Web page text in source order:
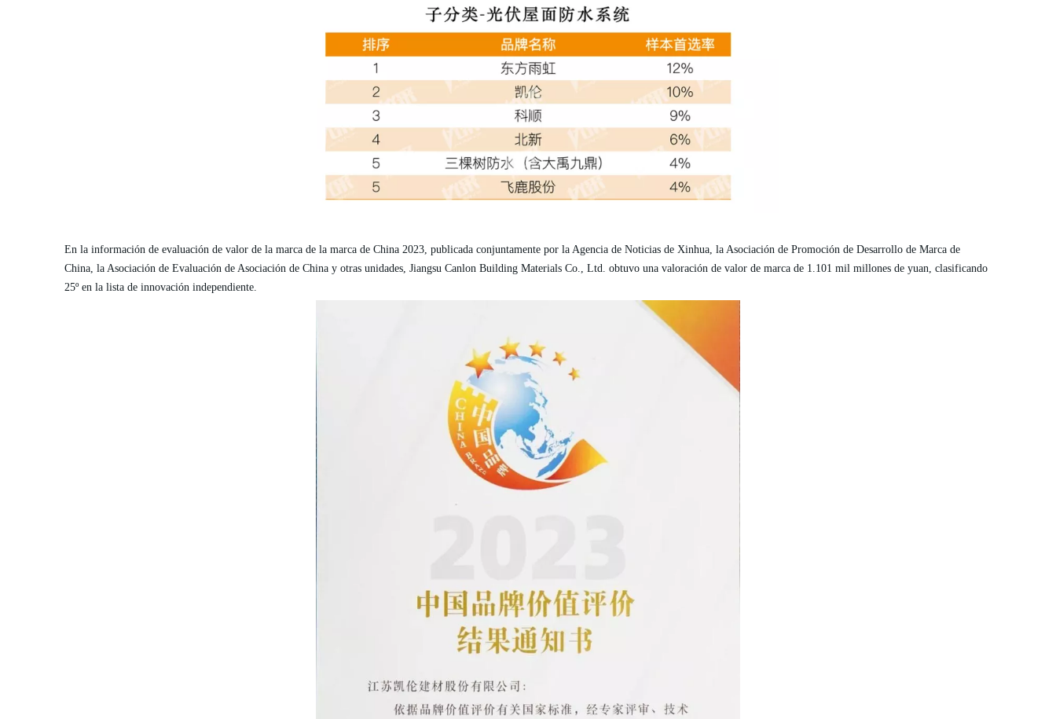
En la información de evaluación de valor de la marca de la marca de China 2023, publicada conjuntamente por la Agencia de Noticias de Xinhua, la Asociación de Promoción de Desarrollo de Marca de
China, la Asociación de Evaluación de Asociación de China y otras unidades, Jiangsu Canlon Building Materials Co., Ltd. obtuvo una valoración de valor de marca de 1.101 mil millones de yuan, clasificando
25º en la lista de innovación independiente.